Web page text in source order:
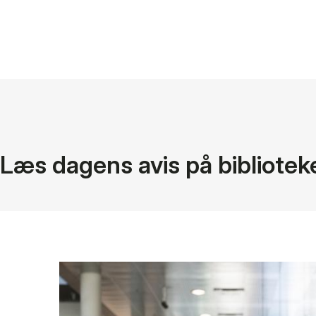
Læs dagens avis på